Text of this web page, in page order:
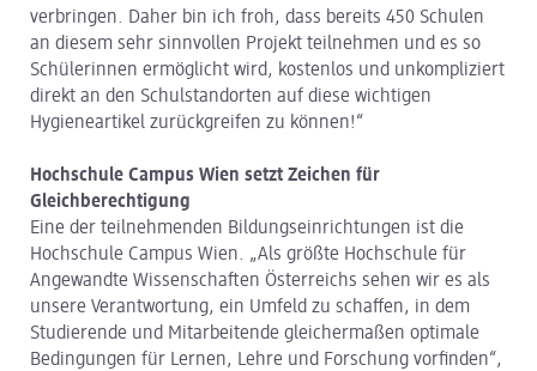
verbringen. Daher bin ich froh, dass bereits 450 Schulen
an diesem sehr sinnvollen Projekt teilnehmen und es so
Schülerinnen ermöglicht wird, kostenlos und unkompliziert
direkt an den Schulstandorten auf diese wichtigen
Hygieneartikel zurückgreifen zu können!“
Hochschule Campus Wien setzt Zeichen für
Gleichberechtigung
Eine der teilnehmenden Bildungseinrichtungen ist die
Hochschule Campus Wien. „Als größte Hochschule für
Angewandte Wissenschaften Österreichs sehen wir es als
unsere Verantwortung, ein Umfeld zu schaffen, in dem
Studierende und Mitarbeitende gleichermaßen optimale
Bedingungen für Lernen, Lehre und Forschung vorfinden“,